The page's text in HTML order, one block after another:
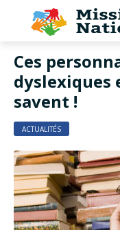
Ces
dyslexiques
savent !
ACTUALITÉS